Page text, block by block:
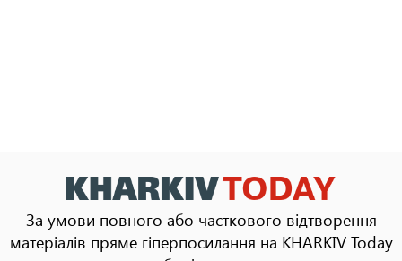
За умови повного або часткового відтворення
матеріалів пряме гіперпосилання на KHARKIV Today